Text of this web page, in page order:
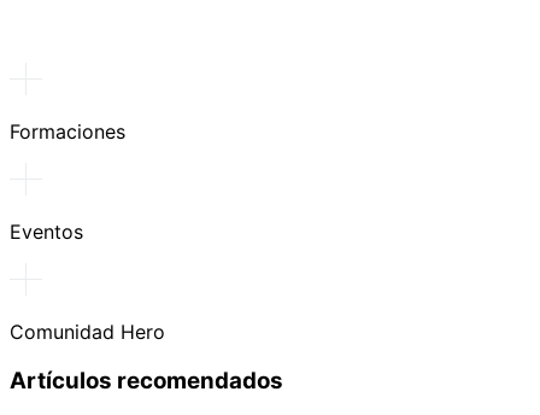
Formaciones
Eventos
Comunidad Hero
Artículos recomendados